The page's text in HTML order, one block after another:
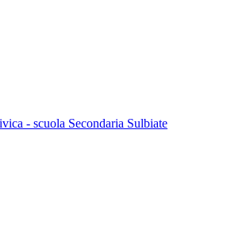
- scuola Secondaria Sulbiate